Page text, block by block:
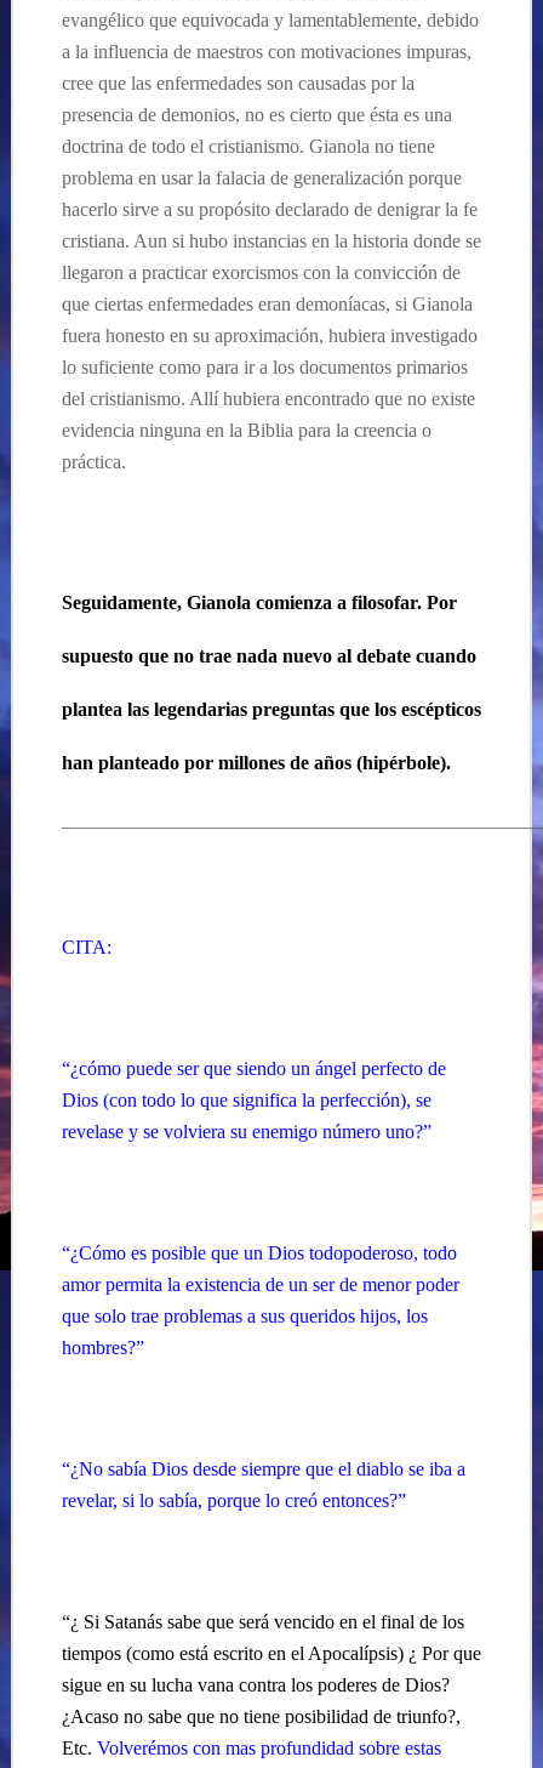
evangélico que equivocada y lamentablemente, debido
a la influencia de maestros con motivaciones impuras,
cree que las enfermedades son causadas por la
presencia de demonios, no es cierto que ésta es una
doctrina de todo el cristianismo. Gianola no tiene
problema en usar la falacia de generalización porque
hacerlo sirve a su propósito declarado de denigrar la fe
cristiana. Aun si hubo instancias en la historia donde se
llegaron a practicar exorcismos con la convicción de
que ciertas enfermedades eran demoníacas, si Gianola
fuera honesto en su aproximación, hubiera investigado
lo suficiente como para ir a los documentos primarios
del cristianismo. Allí hubiera encontrado que no existe
evidencia ninguna en la Biblia para la creencia o
práctica.
Seguidamente, Gianola comienza a filosofar. Por
supuesto que no trae nada nuevo al debate cuando
plantea las legendarias preguntas que los escépticos
han planteado por millones de años (hipérbole).
CITA:
“¿cómo puede ser que siendo un ángel perfecto de
Dios (con todo lo que significa la perfección), se
revelase y se volviera su enemigo número uno?”
“¿Cómo es posible que un Dios todopoderoso, todo
amor permita la existencia de un ser de menor poder
que solo trae problemas a sus queridos hijos, los
hombres?”
“¿No sabía Dios desde siempre que el diablo se iba a
revelar, si lo sabía, porque lo creó entonces?”
“¿ Si Satanás sabe que será vencido en el final de los
tiempos (como está escrito en el Apocalípsis) ¿ Por que
sigue en su lucha vana contra los poderes de Dios?
¿Acaso no sabe que no tiene posibilidad de triunfo?,
Etc. Volverémos con mas profundidad sobre estas